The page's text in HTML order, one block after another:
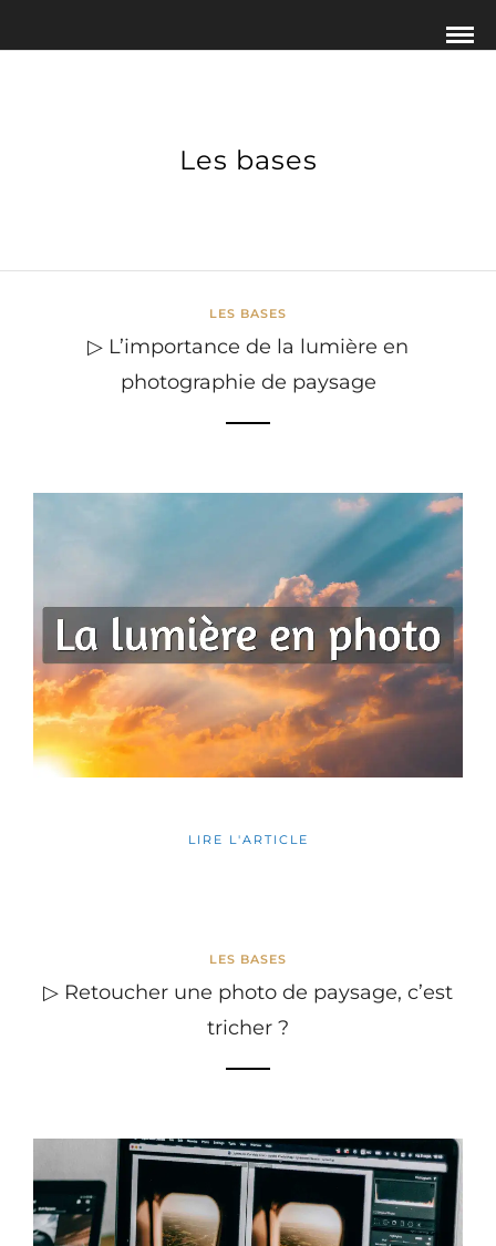
Les bases
LES BASES
▷ L’importance de la lumière en
photographie de paysage
LIRE L'ARTICLE
LES BASES
▷ Retoucher une photo de paysage, c’est
tricher ?